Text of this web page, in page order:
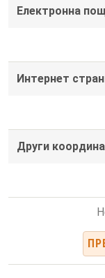
Електронна
Интернет
Други